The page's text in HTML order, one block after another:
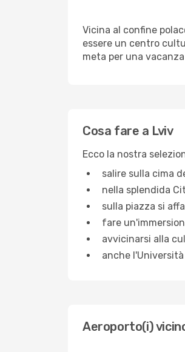
Vicina al confine
essere un centro
meta per una
Cosa fare a Lviv
Ecco la nostra
salire sulla cima
nella splendida
sulla piazza si
fare
avvicinarsi alla
anche
Aeroporto(i)